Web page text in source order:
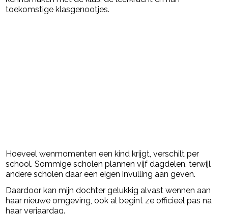
toekomstige klasgenootjes.
Hoeveel wenmomenten een kind krijgt, verschilt per
school. Sommige scholen plannen vijf dagdelen, terwijl
andere scholen daar een eigen invulling aan geven.
Daardoor kan mijn dochter gelukkig alvast wennen aan
haar nieuwe omgeving, ook al begint ze officieel pas na
haar verjaardag.